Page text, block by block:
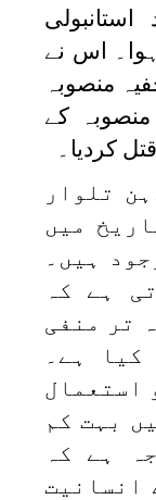
اس نے
منصوبہ
منصوبہ کے
کردیا۔
تلوار
میں
ہیں۔
ہے کہ
تر منفی
کیا ہے۔
استعمال
بہت کم
ہے کہ
انسانیت